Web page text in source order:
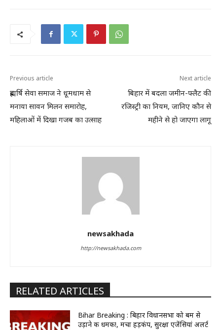
Previous article
ब्रह्मर्षि सेवा समाज ने धूमधाम से
मनाया सावन मिलन समारोह,
महिलाओं में दिखा गजब का उत्साह
Next article
बिहार में बदला जमीन-फ्लैट की
रजिस्ट्री का नियम, जानिए कौन से
महीने से हो जाएगा लागू
newsakhada
http://newsakhada.com
RELATED ARTICLES
Bihar Breaking : बिहार विधानसभा को बम से
उड़ाने की धमकी!, मचा हड़कंप, सुरक्षा एजेंसियां अलर्ट